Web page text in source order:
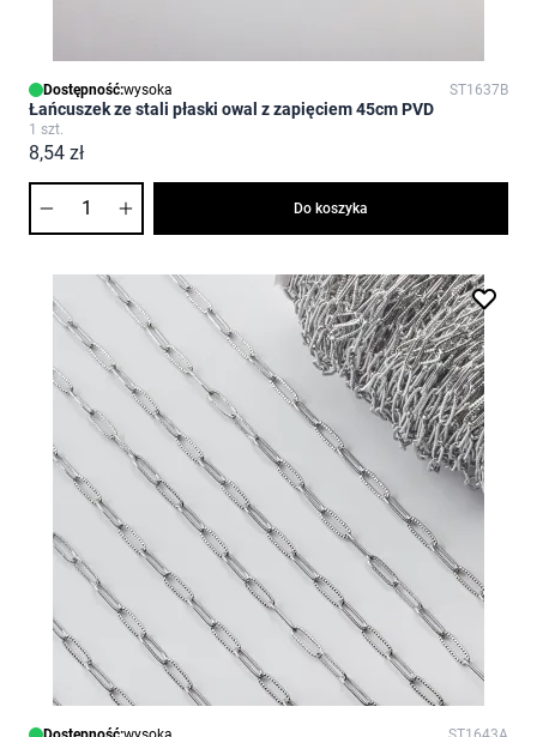
Dostępność:wysoka ST1637B
Łańcuszek ze stali płaski owal z zapięciem 45cm PVD
1 szt.
8,54 zł
Do koszyka